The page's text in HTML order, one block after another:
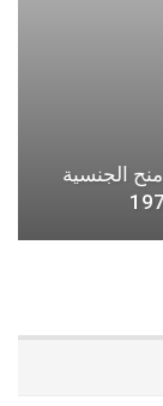
الجنسية